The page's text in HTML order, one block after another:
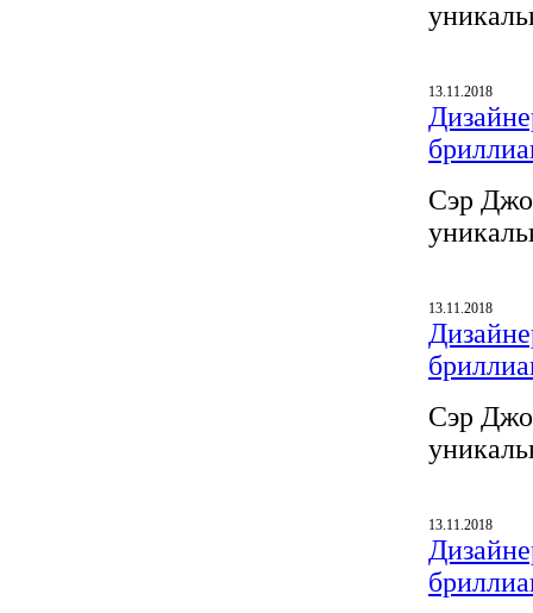
13.11.2018
Сэр
13.11.2018
Сэр
13.11.2018